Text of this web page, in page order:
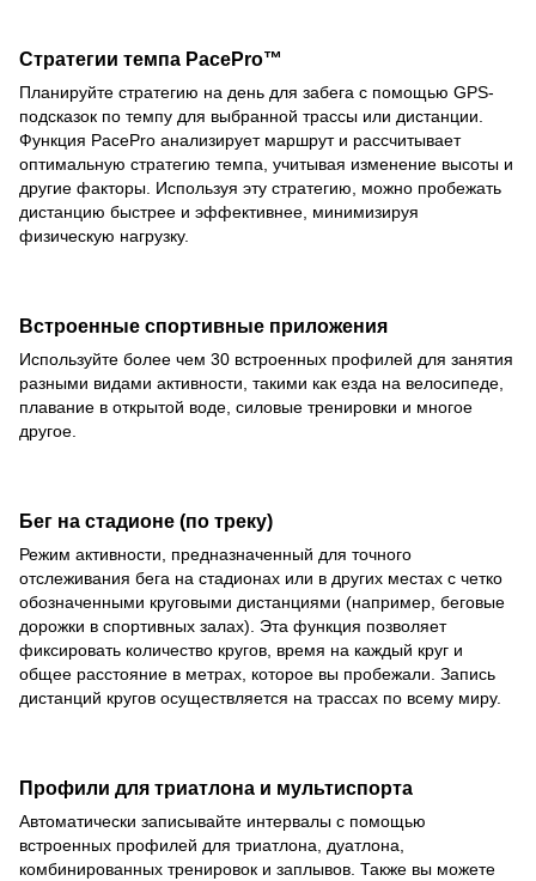
Стратегии темпа PacePro™
Планируйте стратегию на день для забега с помощью GPS-
подсказок по темпу для выбранной трассы или дистанции.
Функция PacePro анализирует маршрут и рассчитывает
оптимальную стратегию темпа, учитывая изменение высоты и
другие факторы. Используя эту стратегию, можно пробежать
дистанцию быстрее и эффективнее, минимизируя
физическую нагрузку.
Встроенные спортивные приложения
Используйте более чем 30 встроенных профилей для занятия
разными видами активности, такими как езда на велосипеде,
плавание в открытой воде, силовые тренировки и многое
другое.
Бег на стадионе (по треку)
Режим активности, предназначенный для точного
отслеживания бега на стадионах или в других местах с четко
обозначенными круговыми дистанциями (например, беговые
дорожки в спортивных залах). Эта функция позволяет
фиксировать количество кругов, время на каждый круг и
общее расстояние в метрах, которое вы пробежали. Запись
дистанций кругов осуществляется на трассах по всему миру.
Профили для триатлона и мультиспорта
Автоматически записывайте интервалы с помощью
встроенных профилей для триатлона, дуатлона,
комбинированных тренировок и заплывов. Также вы можете